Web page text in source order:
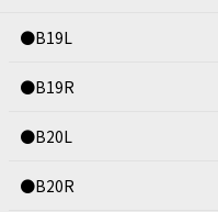
●B19L
●B19R
●B20L
●B20R